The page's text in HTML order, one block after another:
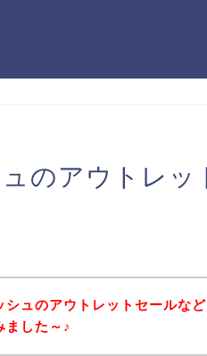
のアウトレッ
シュのアウトレットセールな
ました～♪